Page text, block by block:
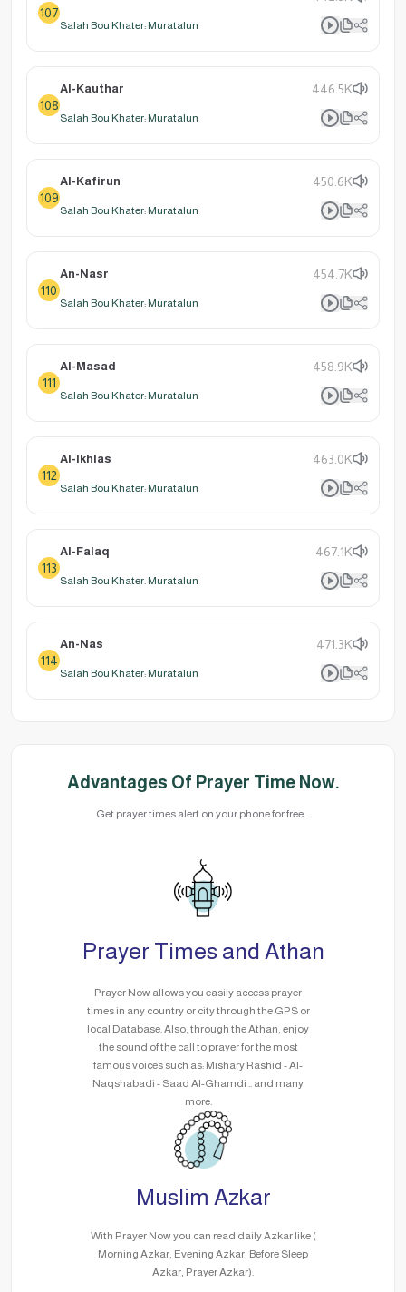
107
Salah Bou Khater: Muratalun
108
Al-Kauthar 446.5K
Salah Bou Khater: Muratalun
109
Al-Kafirun 450.6K
Salah Bou Khater: Muratalun
110
An-Nasr 454.7K
Salah Bou Khater: Muratalun
111
Al-Masad 458.9K
Salah Bou Khater: Muratalun
112
Al-Ikhlas 463.0K
Salah Bou Khater: Muratalun
113
Al-Falaq 467.1K
Salah Bou Khater: Muratalun
114
An-Nas 471.3K
Salah Bou Khater: Muratalun
Advantages Of Prayer Time Now.
Get prayer times alert on your phone for free.
Prayer Times and Athan
Prayer Now allows you easily access prayer
times in any country or city through the GPS or
local Database. Also, through the Athan, enjoy
the sound of the call to prayer for the most
famous voices such as: Mishary Rashid - Al-
Naqshabadi - Saad Al-Ghamdi .. and many
more.
Muslim Azkar
With Prayer Now you can read daily Azkar like (
Morning Azkar, Evening Azkar, Before Sleep
Azkar, Prayer Azkar).